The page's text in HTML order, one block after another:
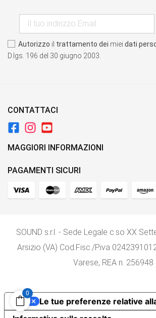
Autorizzo il trattamento dei miei dati
D.lgs. 196 del 30 giugno 2003.
CONTATTACI
MAGGIORI INFORMAZIONI
PAGAMENTI SICURI
SOUND s.r.l. - Sede Legale c.so XX
Arsizio (VA) Cod.Fisc./P.iva
Varese, REA n. 256948
0
Le tue preferenze relative